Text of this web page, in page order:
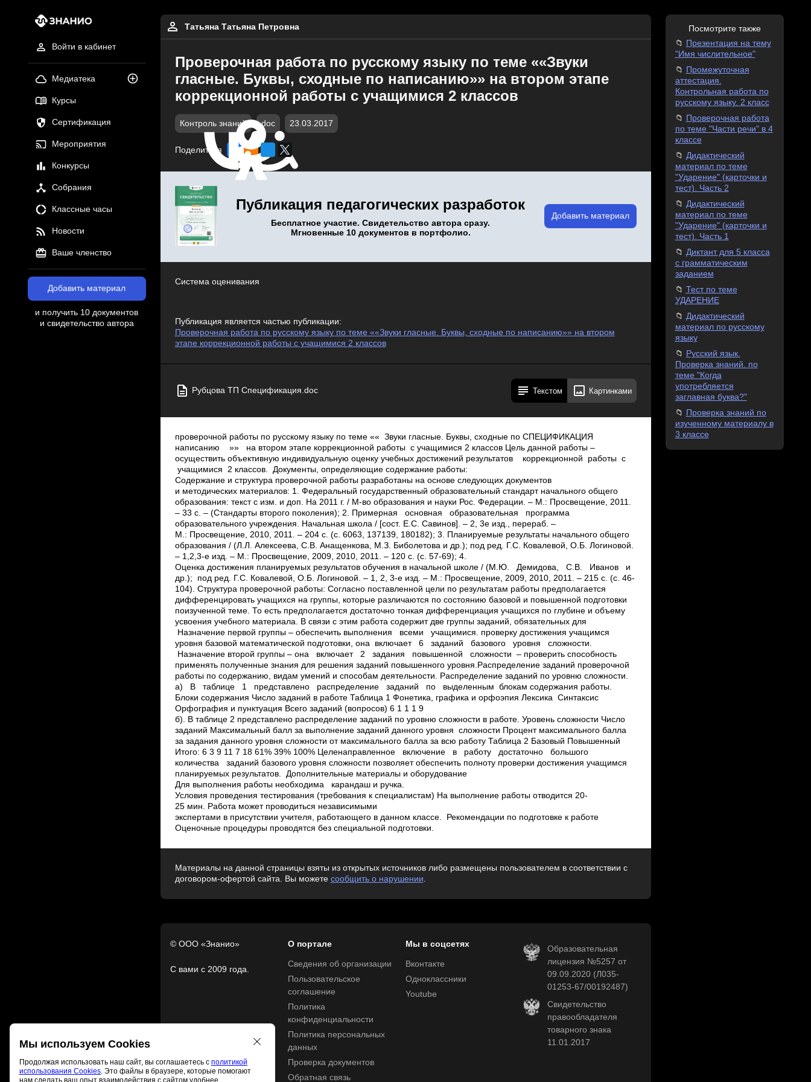
Войти в кабинет
Медиатека
Курсы
Сертификация
Мероприятия
Конкурсы
Собрания
Классные часы
Новости
Ваше членство
Добавить материал
и получить 10 документов
и свидетельство автора
Татьяна Татьяна Петровна
Проверочная работа по русскому языку по теме ««Звуки
гласные. Буквы, сходные по написанию»» на втором этапе
коррекционной работы с учащимися 2 классов
Контроль знаний doc 23.03.2017
Поделиться
Публикация педагогических разработок
Бесплатное участие. Свидетельство автора сразу.
Мгновенные 10 документов в портфолио.
Добавить материал
Система оценивания
Публикация является частью публикации:
Проверочная работа по русскому языку по теме ««Звуки гласные. Буквы, сходные по написанию»» на втором
этапе коррекционной работы с учащимися 2 классов
Рубцова ТП Спецификация.doc Текстом Картинками
проверочной работы по русскому языку по теме «« Звуки гласные. Буквы, сходные по СПЕЦИФИКАЦИЯ
написанию »» на втором этапе коррекционной работы с учащимися 2 классов Цель данной работы –
осуществить объективную индивидуальную оценку учебных достижений результатов коррекционной работы с
учащимися 2 классов. Документы, определяющие содержание работы:
Содержание и структура проверочной работы разработаны на основе следующих документов
и методических материалов: 1. Федеральный государственный образовательный стандарт начального общего
образования: текст с изм. и доп. На 2011 г. / М-во образования и науки Рос. Федерации. – М.: Просвещение, 2011.
– 33 с. – (Стандарты второго поколения); 2. Примерная основная образовательная программа
образовательного учреждения. Начальная школа / [сост. Е.С. Савинов]. – 2, 3­е изд., перераб. –
М.: Просвещение, 2010, 2011. – 204 с. (с. 60­63, 137­139, 180­182); 3. Планируемые результаты начального общего
образования / (Л.Л. Алексеева, С.В. Анащенкова, М.З. Биболетова и др.); под ред. Г.С. Ковалевой, О.Б. Логиновой.
– 1,2,3-е изд. – М.: Просвещение, 2009, 2010, 2011. – 120 с. (с. 57-69); 4.
Оценка достижения планируемых результатов обучения в начальной школе / (М.Ю. Демидова, С.В. Иванов и
др.); под ред. Г.С. Ковалевой, О.Б. Логиновой. – 1, 2, 3-е изд. – М.: Просвещение, 2009, 2010, 2011. – 215 с. (с. 46-
104). Структура проверочной работы: Согласно поставленной цели по результатам работы предполагается
дифференцировать учащихся на группы, которые различаются по состоянию базовой и повышенной подготовки
поизученной теме. То есть предполагается достаточно тонкая дифференциация учащихся по глубине и объему
усвоения учебного материала. В связи с этим работа содержит две группы заданий, обязательных для
Назначение первой группы – обеспечить выполнения всеми учащимися. проверку достижения учащимся
уровня базовой математической подготовки, она включает 6 заданий базового уровня сложности.
Назначение второй группы – она включает 2 задания повышенной сложности – проверить способность
применять полученные знания для решения заданий повышенного уровня.Распределение заданий проверочной
работы по содержанию, видам умений и способам деятельности. Распределение заданий по уровню сложности.
а) В таблице 1 представлено распределение заданий по выделенным блокам содержания работы.
Блоки содержания Число заданий в работе Таблица 1 Фонетика, графика и орфоэпия Лексика Синтаксис
Орфография и пунктуация Всего заданий (вопросов) 6 1 1 1 9
б). В таблице 2 представлено распределение заданий по уровню сложности в работе. Уровень сложности Число
заданий Максимальный балл за выполнение заданий данного уровня сложности Процент максимального балла
за задания данного уровня сложности от максимального балла за всю работу Таблица 2 Базовый Повышенный
Итого: 6 3 9 11 7 18 61% 39% 100% Целенаправленное включение в работу достаточно большого
количества заданий базового уровня сложности позволяет обеспечить полноту проверки достижения учащимся
планируемых результатов. Дополнительные материалы и оборудование
Для выполнения работы необходима карандаш и ручка.
Условия проведения тестирования (требования к специалистам) На выполнение работы отводится 20­
25 мин. Работа может проводиться независимыми
экспертами в присутствии учителя, работающего в данном классе. Рекомендации по подготовке к работе
Оценочные процедуры проводятся без специальной подготовки.
Материалы на данной страницы взяты из открытых источников либо размещены пользователем в соответствии с
договором-офертой сайта. Вы можете сообщить о нарушении.
© ООО «Знанио»
С вами с 2009 года.
О портале
Сведения об организации
Пользовательское
соглашение
Политика
конфиденциальности
Политика персональных
данных
Проверка документов
Обратная связь
Мы в соцсетях
Вконтакте
Одноклассники
Youtube
Образовательная
лицензия №5257 от
09.09.2020 (Л035-
01253-67/00192487)
Свидетельство
правообладателя
товарного знака
11.01.2017
Посмотрите также
Презентация на тему
"Имя числительное"
Промежуточная
аттестация.
Контрольная работа по
русскому языку. 2 класс
Проверочная работа
по теме "Части речи" в 4
классе
Дидактический
материал по теме
"Ударение" (карточки и
тест). Часть 2
Дидактический
материал по теме
"Ударение" (карточки и
тест). Часть 1
Диктант для 5 класса
с грамматическим
заданием
Тест по теме
УДАРЕНИЕ
Дидактический
материал по русскому
языку
Русский язык.
Проверка знаний. по
теме "Когда
употребляется
заглавная буква?"
Проверка знаний по
изученному материалу в
3 классе
Мы используем Cookies
Продолжая использовать наш сайт, вы соглашаетесь с политикой
использования Cookies. Это файлы в браузере, которые помогают
нам сделать ваш опыт взаимодействия с сайтом удобнее.